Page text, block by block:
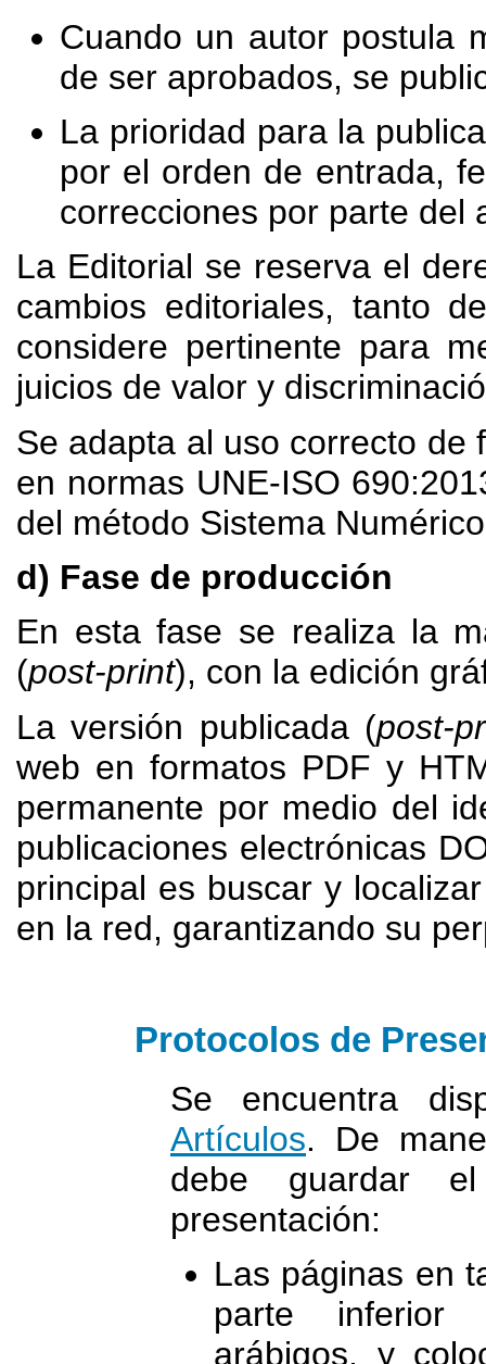
Cuando un autor postula
de ser aprobados, se
La prioridad para la
por el orden de entrada,
correcciones por parte del
La Editorial se reserva el
cambios editoriales, tanto
considere pertinente para
juicios de valor y
Se adapta al uso correcto de
en normas UNE-ISO
del método Sistema
d) Fase de producción
En esta fase se realiza la
(post-print), con la edición
La versión publicada (post-
web en formatos PDF y
permanente por medio del
publicaciones electrónicas
principal es buscar y
en la red, garantizando su
Protocolos de
Se encuentra
Artículos. De
debe guardar
presentación:
Las páginas en
parte inferior
arábigos, y